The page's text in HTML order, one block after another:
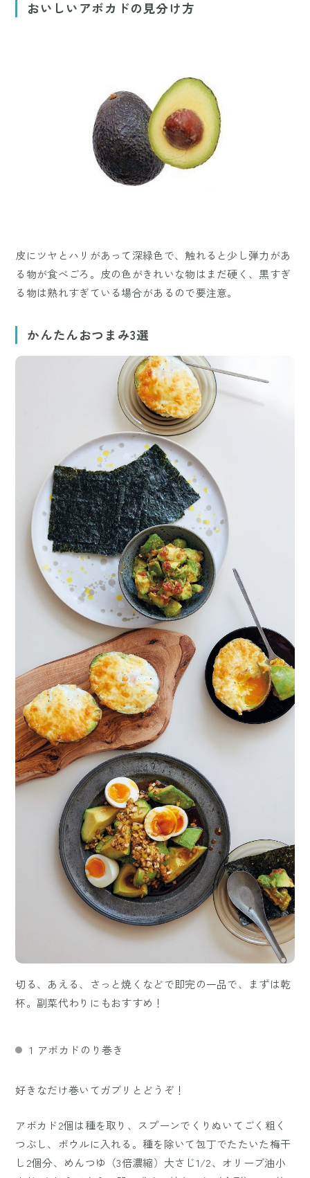
おいしいアボカドの見分け方
皮にツヤとハリがあって深緑色で、触れると少し弾力があ
る物が食べごろ。皮の色がきれいな物はまだ硬く、黒すぎ
る物は熟れすぎている場合があるので要注意。
かんたんおつまみ3選
切る、あえる、さっと焼くなどで即完の一品で、まずは乾
杯。副菜代わりにもおすすめ！
1 アボカドのり巻き
好きなだけ巻いてガブリとどうぞ！
アボカド2個は種を取り、スプーンでくりぬいてごく粗く
つぶし、ボウルに入れる。種を除いて包丁でたたいた梅干
し2個分、めんつゆ（3倍濃縮）大さじ1/2、オリーブ油小